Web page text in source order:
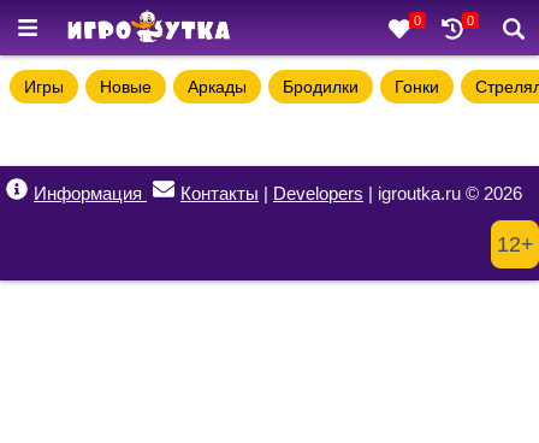
0 0
Игры Новые Аркады Бродилки Гонки
Информация Контакты | Developers | igroutka.ru © 2026
12+